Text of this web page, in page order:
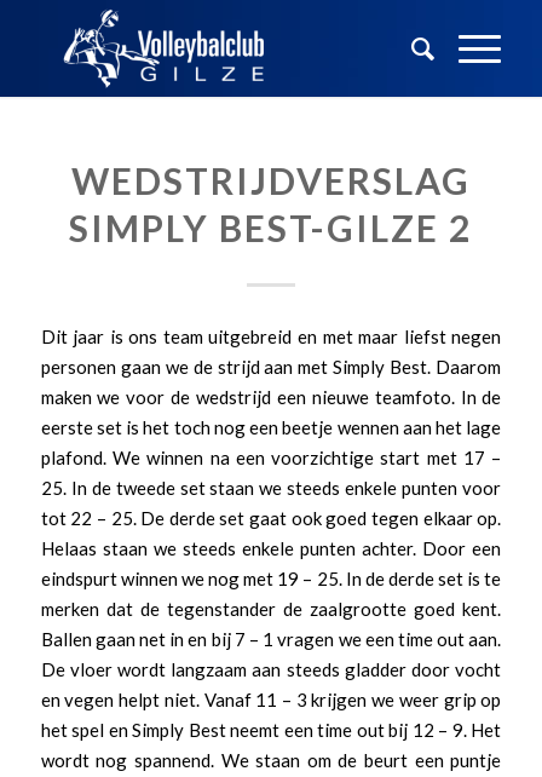
WEDSTRIJDVERSLAG
SIMPLY BEST-GILZE 2
Dit jaar is ons team uitgebreid en met maar liefst negen
personen gaan we de strijd aan met Simply Best. Daarom
maken we voor de wedstrijd een nieuwe teamfoto. In de
eerste set is het toch nog een beetje wennen aan het lage
plafond. We winnen na een voorzichtige start met 17 –
25. In de tweede set staan we steeds enkele punten voor
tot 22 – 25. De derde set gaat ook goed tegen elkaar op.
Helaas staan we steeds enkele punten achter. Door een
eindspurt winnen we nog met 19 – 25. In de derde set is te
merken dat de tegenstander de zaalgrootte goed kent.
Ballen gaan net in en bij 7 – 1 vragen we een time out aan.
De vloer wordt langzaam aan steeds gladder door vocht
en vegen helpt niet. Vanaf 11 – 3 krijgen we weer grip op
het spel en Simply Best neemt een time out bij 12 – 9. Het
wordt nog spannend. We staan om de beurt een puntje